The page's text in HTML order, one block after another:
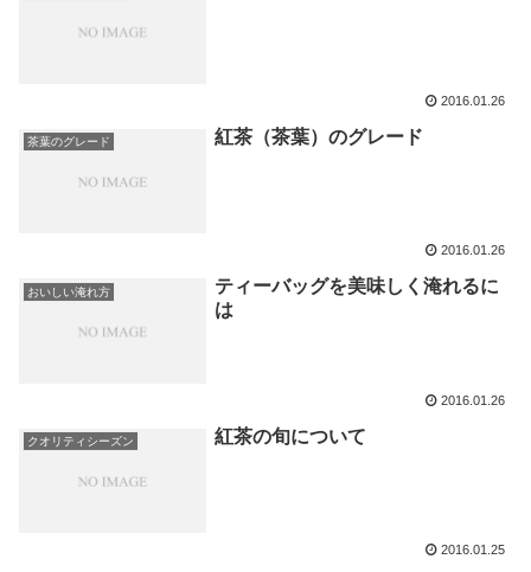
2016.01.26
茶葉のグレード 紅茶（茶葉）のグレード
2016.01.26
おいしい淹れ方
ティーバッグを美味しく淹れるに
は
2016.01.26
クオリティシーズン 紅茶の旬について
2016.01.25